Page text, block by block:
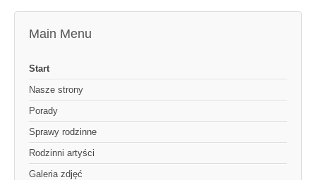
Main Menu
Start
Nasze strony
Porady
Sprawy rodzinne
Rodzinni artyści
Galeria zdjęć